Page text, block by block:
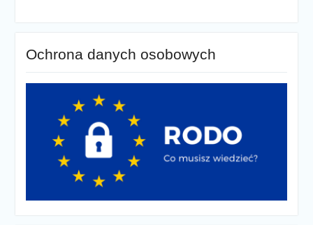
Ochrona danych osobowych